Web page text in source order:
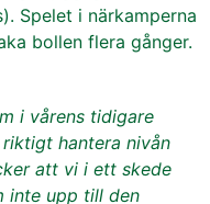
Spelet i närkamperna
bollen flera gånger.
i vårens tidigare
hantera nivån
att vi i ett skede
inte upp till den